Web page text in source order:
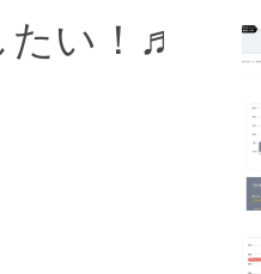
たい！♬